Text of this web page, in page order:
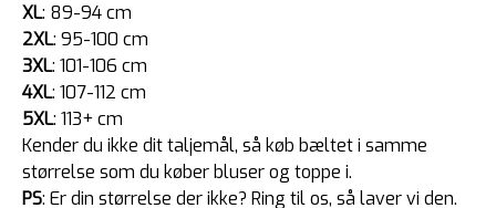
XL: 89-94 cm
2XL: 95-100 cm
3XL: 101-106 cm
4XL: 107-112 cm
5XL: 113+ cm
Kender du ikke dit taljemål, så køb bæltet i samme
størrelse som du køber bluser og toppe i.
PS: Er din størrelse der ikke? Ring til os, så laver vi den.